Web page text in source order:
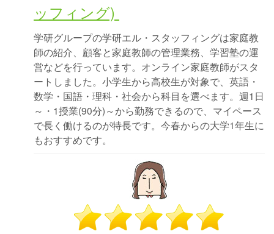
ッフィング)
学研グループの学研エル・スタッフィングは家庭教
師の紹介、顧客と家庭教師の管理業務、学習塾の運
営などを行っています。オンライン家庭教師がスタ
ートしました。小学生から高校生が対象で、英語・
数学・国語・理科・社会から科目を選べます。週1日
～・1授業(90分)～から勤務できるので、マイペース
で長く働けるのが特長です。今春からの大学1年生に
もおすすめです。